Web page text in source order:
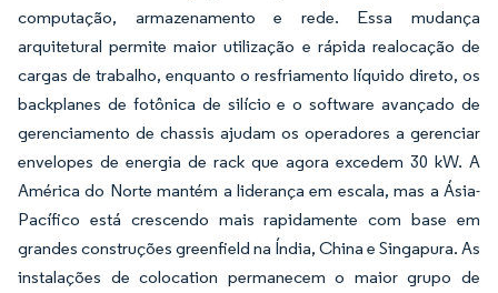
computação, armazenamento e rede. Essa mudança
arquitetural permite maior utilização e rápida realocação de
cargas de trabalho, enquanto o resfriamento líquido direto, os
backplanes de fotônica de silício e o software avançado de
gerenciamento de chassis ajudam os operadores a gerenciar
envelopes de energia de rack que agora excedem 30 kW. A
América do Norte mantém a liderança em escala, mas a Ásia-
Pacífico está crescendo mais rapidamente com base em
grandes construções greenfield na Índia, China e Singapura. As
instalações de colocation permanecem o maior grupo de